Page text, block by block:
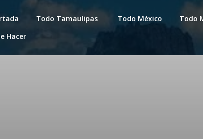
Todo Tamaulipas Todo México Todo
Hacer